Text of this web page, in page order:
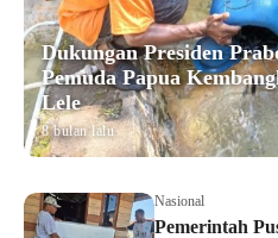
Dukungan Presiden
Pemuda Papua
Lele
8 bulan lalu
Nasional
Pemerintah